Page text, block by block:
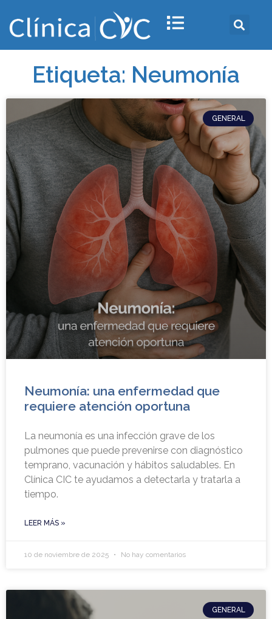
Etiqueta: Neumonía
GENERAL
Neumonía: una enfermedad que
requiere atención oportuna
La neumonía es una infección grave de los
pulmones que puede prevenirse con diagnóstico
temprano, vacunación y hábitos saludables. En
Clínica CIC te ayudamos a detectarla y tratarla a
tiempo.
LEER MÁS »
10 de noviembre de 2025 No hay comentarios
GENERAL